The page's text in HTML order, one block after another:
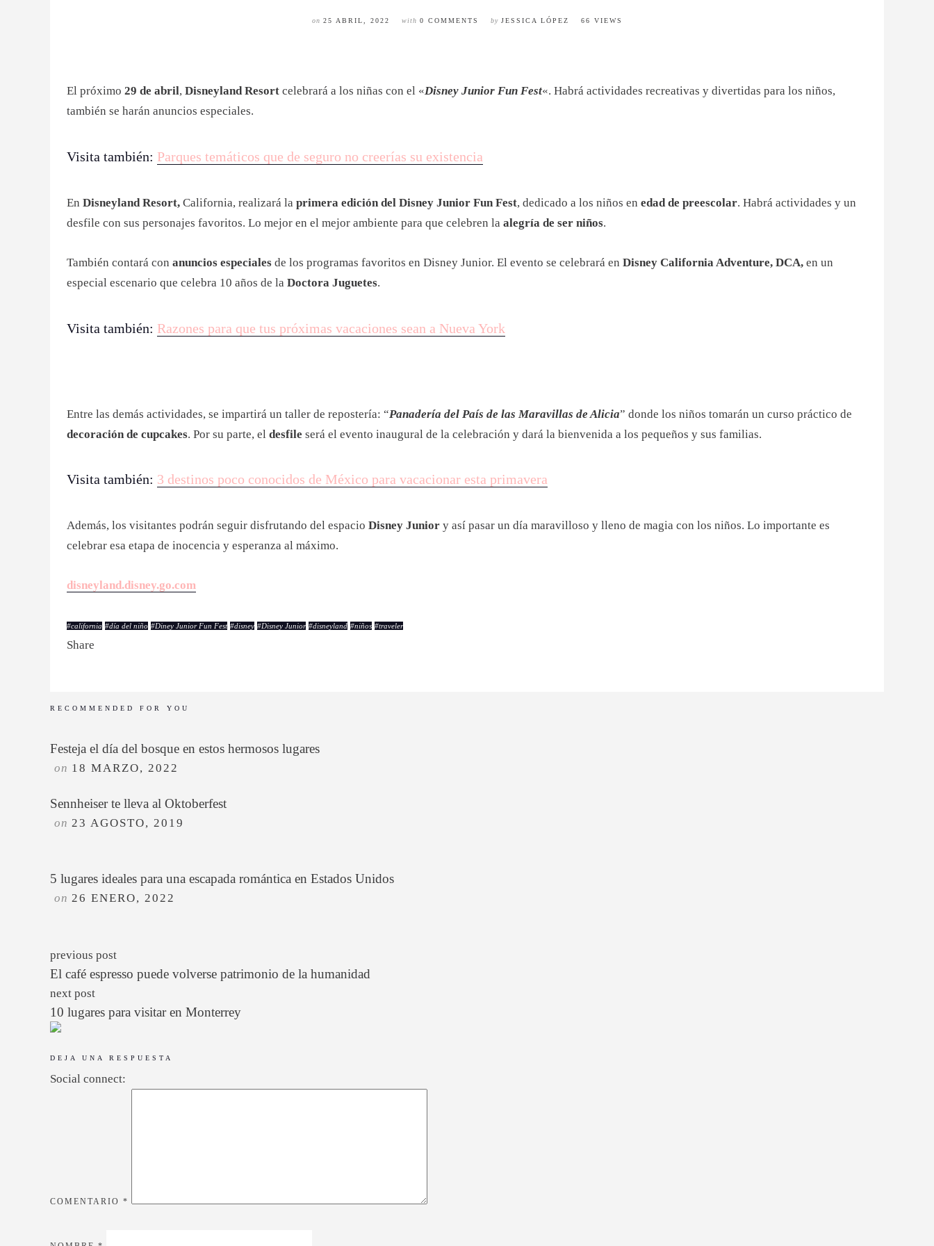
on 25 ABRIL, 2022 with 0 COMMENTS by JESSICA LÓPEZ 66 VIEWS
El próximo 29 de abril, Disneyland Resort celebrará a los niñas con el «Disney Junior Fun Fest«. Habrá actividades recreativas y divertidas para los niños,
también se harán anuncios especiales.
Visita también: Parques temáticos que de seguro no creerías su existencia
En Disneyland Resort, California, realizará la primera edición del Disney Junior Fun Fest, dedicado a los niños en edad de preescolar. Habrá actividades y un
desfile con sus personajes favoritos. Lo mejor en el mejor ambiente para que celebren la alegría de ser niños.
También contará con anuncios especiales de los programas favoritos en Disney Junior. El evento se celebrará en Disney California Adventure, DCA, en un
especial escenario que celebra 10 años de la Doctora Juguetes.
Visita también: Razones para que tus próximas vacaciones sean a Nueva York
Entre las demás actividades, se impartirá un taller de repostería: “Panadería del País de las Maravillas de Alicia” donde los niños tomarán un curso práctico de
decoración de cupcakes. Por su parte, el desfile será el evento inaugural de la celebración y dará la bienvenida a los pequeños y sus familias.
Visita también: 3 destinos poco conocidos de México para vacacionar esta primavera
Además, los visitantes podrán seguir disfrutando del espacio Disney Junior y así pasar un día maravilloso y lleno de magia con los niños. Lo importante es
celebrar esa etapa de inocencia y esperanza al máximo.
disneyland.disney.go.com
#california #día del niño #Diney Junior Fun Fest #disney #Disney Junior #disneyland #niños #traveler
Share
RECOMMENDED FOR YOU
Festeja el día del bosque en estos hermosos lugares
on 18 MARZO, 2022
Sennheiser te lleva al Oktoberfest
on 23 AGOSTO, 2019
5 lugares ideales para una escapada romántica en Estados Unidos
on 26 ENERO, 2022
previous post
El café espresso puede volverse patrimonio de la humanidad
next post
10 lugares para visitar en Monterrey
DEJA UNA RESPUESTA
Social connect:
COMENTARIO *